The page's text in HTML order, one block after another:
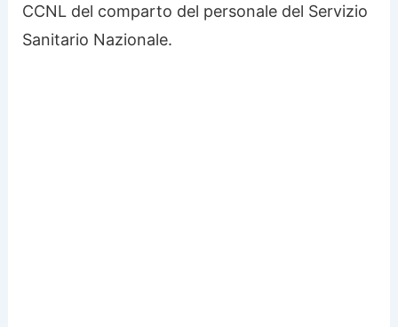
CCNL del comparto del personale del Servizio
Sanitario Nazionale.